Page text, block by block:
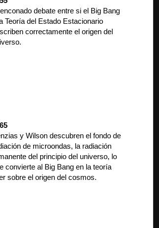
debate entre si el Big Bang
Teoría del Estado Estacionario
correctamente el origen del
y Wilson descubren el fondo de
de microondas, la radiación
del principio del universo, lo
convierte al Big Bang en la teoría
sobre el origen del cosmos.